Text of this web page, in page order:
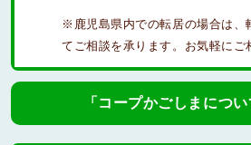
※鹿児島県内での転居の場合は、
てご相談を承ります。お気軽にご
「コープかごしまにつ